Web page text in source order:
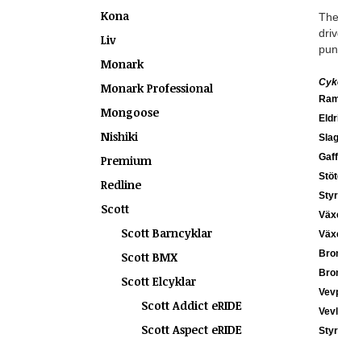
Kona
Liv
Monark
Monark Professional
Mongoose
Nishiki
Premium
Redline
Scott
Scott Barncyklar
Scott BMX
Scott Elcyklar
Scott Addict eRIDE
Scott Aspect eRIDE